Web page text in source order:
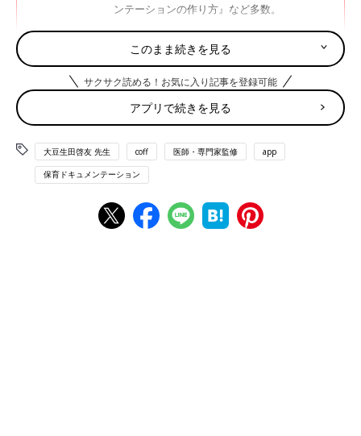
ンテーションの作り方』など多数。
初めての保育園。入園してママが驚いたこと
ライター田中（以下、田中） 先生、保育園に子どもを預け始
めた友人が「驚いた！」と話してくれたんですけど、最近の保育
園ってすごいんですね。保護者アプリに写真とともに「今日どん
な遊びをしたか」が送られてくるんだそうです。今どきはそこま
で進んでるんだ！と感心しちゃいました。 うちの子は手書きの
大豆生田先生（以下、先生）
そうですね、ICTの活用が進み、
このまま続きを見る
サクサク読める！お気に入り記事を登録可能
アプリで続きを見る
大豆生田啓友 先生 coff 医師・専門家監修 app
保育ドキュメンテーション